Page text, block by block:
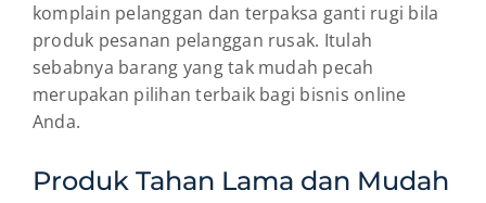
komplain pelanggan dan terpaksa ganti rugi bila
produk pesanan pelanggan rusak. Itulah
sebabnya barang yang tak mudah pecah
merupakan pilihan terbaik bagi bisnis online
Anda.
Produk Tahan Lama dan Mudah